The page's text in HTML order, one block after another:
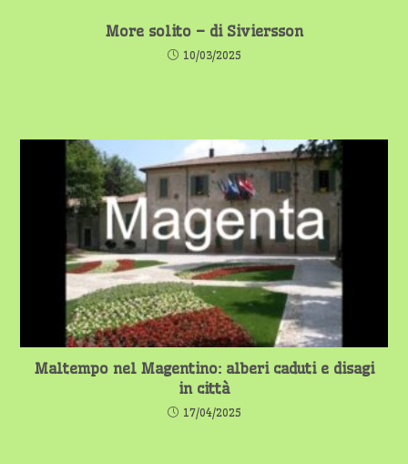
More solito – di Siviersson
10/03/2025
Maltempo nel Magentino: alberi caduti e disagi
in città
17/04/2025